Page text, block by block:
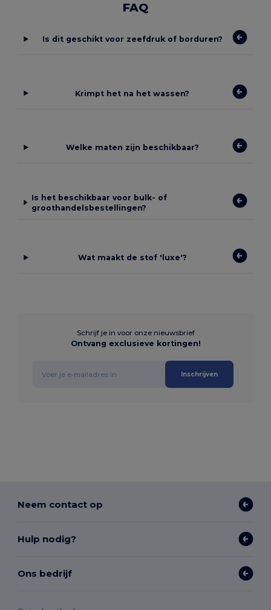
FAQ
Is dit geschikt voor zeefdruk of borduren?
Krimpt het na het wassen?
Welke maten zijn beschikbaar?
Is het beschikbaar voor bulk- of
groothandelsbestellingen?
Wat maakt de stof 'luxe'?
Schrijf je in voor onze nieuwsbrief
Ontvang exclusieve kortingen!
Inschrijven
Neem contact op
Hulp nodig?
Ons bedrijf